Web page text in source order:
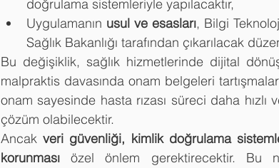
doğrulama sistemleriyle yapılacaktır,
Uygulamanın usul ve esasları, Bilgi
Sağlık Bakanlığı tarafından çıkarılacak
Bu değişiklik, sağlık hizmetlerinde dijital
malpraktis davasında onam belgeleri
onam sayesinde hasta rızası süreci daha
çözüm olabilecektir.
Ancak veri güvenliği, kimlik doğrulama
korunması özel önlem gerektirecektir. Bu